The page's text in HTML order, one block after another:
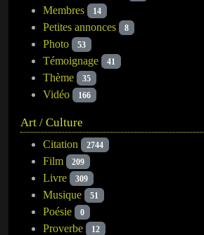
Membres 14
Petites annonces 8
Photo 53
Témoignage 41
Thème 35
Vidéo 166
Art / Culture
Citation 2744
Film 209
Livre 309
Musique 51
Poésie 0
Proverbe 12